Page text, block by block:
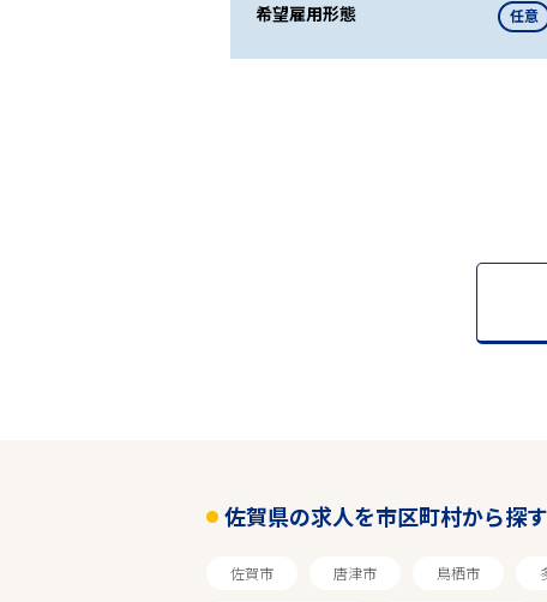
希望雇用形態 任意
佐賀県の求人を市区町村から探す
佐賀市 唐津市 鳥栖市